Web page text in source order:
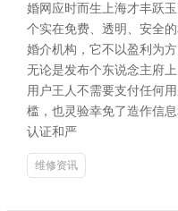
婚网应时而生上海才丰跃
个实在免费、透明、安全
婚介机构，它不以盈利为
无论是发布个东说念主府
用户王人不需要支付任何
槛，也灵验幸免了造作信
认证和严
维修资讯